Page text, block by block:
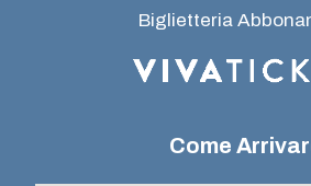
Biglietteria
Come